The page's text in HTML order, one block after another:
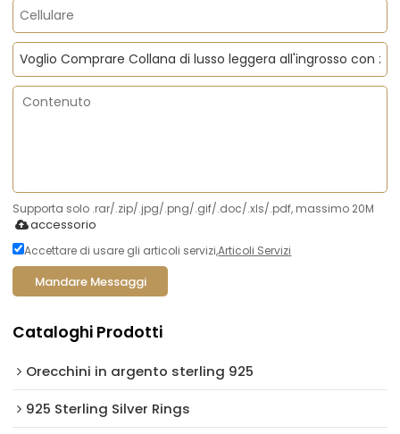
Supporta solo .rar/.zip/.jpg/.png/.gif/.doc/.xls/.pdf, massimo 20M
accessorio
Accettare di usare gli articoli servizi,Articoli Servizi
Mandare Messaggi
Cataloghi Prodotti
Orecchini in argento sterling 925
925 Sterling Silver Rings